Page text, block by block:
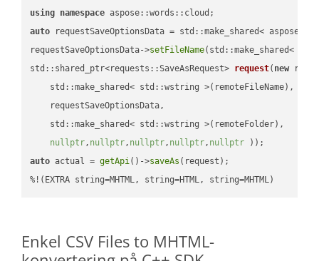
using namespace
auto requestSaveOptionsData = std::make_shared<
requestSaveOptionsData->setFileName(std::make_shared<
std::shared_ptr<requests::SaveAsRequest> request( new
    std::make_shared< std::wstring >(remoteFileName),
    requestSaveOptionsData,
    std::make_shared< std::wstring >(remoteFolder),
nullptr, nullptr, nullptr, nullptr, nullptr ))
auto actual = getApi()->saveAs (request);
%!(EXTRA string=MHTML, string=HTML, string=MHTML)
Enkel CSV Files to MHTML-